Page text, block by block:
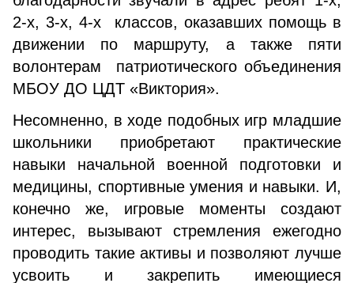
2-х, 3-х, 4-х классов, оказавших помощь в
движении по маршруту, а также пяти
волонтерам патриотического объединения
МБОУ ДО ЦДТ «Виктория».
Несомненно, в ходе подобных игр младшие
школьники приобретают практические
навыки начальной военной подготовки и
медицины, спортивные умения и навыки. И,
конечно же, игровые моменты создают
интерес, вызывают стремления ежегодно
проводить такие активы и позволяют лучше
усвоить и закрепить имеющиеся